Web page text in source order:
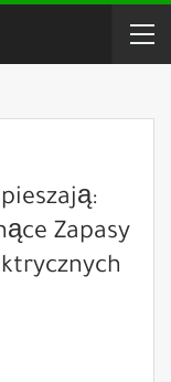
Zapasy